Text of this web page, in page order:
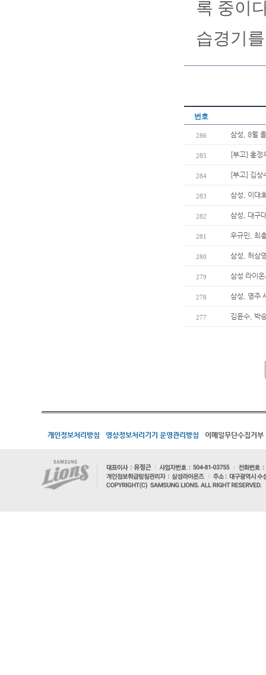
록 중이
습경기
번호
286 삼성, 8월
285 [부고] 홍정
284 [부고] 김상
283 삼성, 이대
282 삼성, 대구
281 우규민, 최
280 삼성, 허삼
279 삼성 라이온
278 삼성, 영주
277 김윤수, 박
개인정보처리방침 영상정보처리기기 운영관리방침 이메일무단수집거부